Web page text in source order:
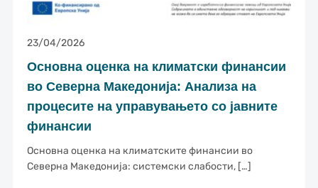
23/04/2026
Основна оценка на климатски финансии
во Северна Македонија: Анализа на
процесите на управувањето со јавните
финансии
Основна оценка на климатските финансии во
Северна Македонија: системски слабости, […]